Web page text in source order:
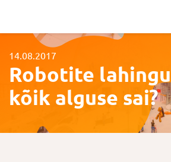
14.08.2017
Robotite
kõik alguse sai?